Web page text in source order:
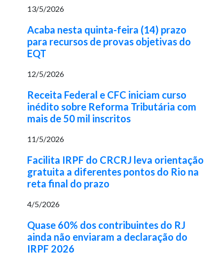
13/5/2026
Acaba nesta quinta-feira (14) prazo
para recursos de provas objetivas do
EQT
12/5/2026
Receita Federal e CFC iniciam curso
inédito sobre Reforma Tributária com
mais de 50 mil inscritos
11/5/2026
Facilita IRPF do CRCRJ leva orientação
gratuita a diferentes pontos do Rio na
reta final do prazo
4/5/2026
Quase 60% dos contribuintes do RJ
ainda não enviaram a declaração do
IRPF 2026